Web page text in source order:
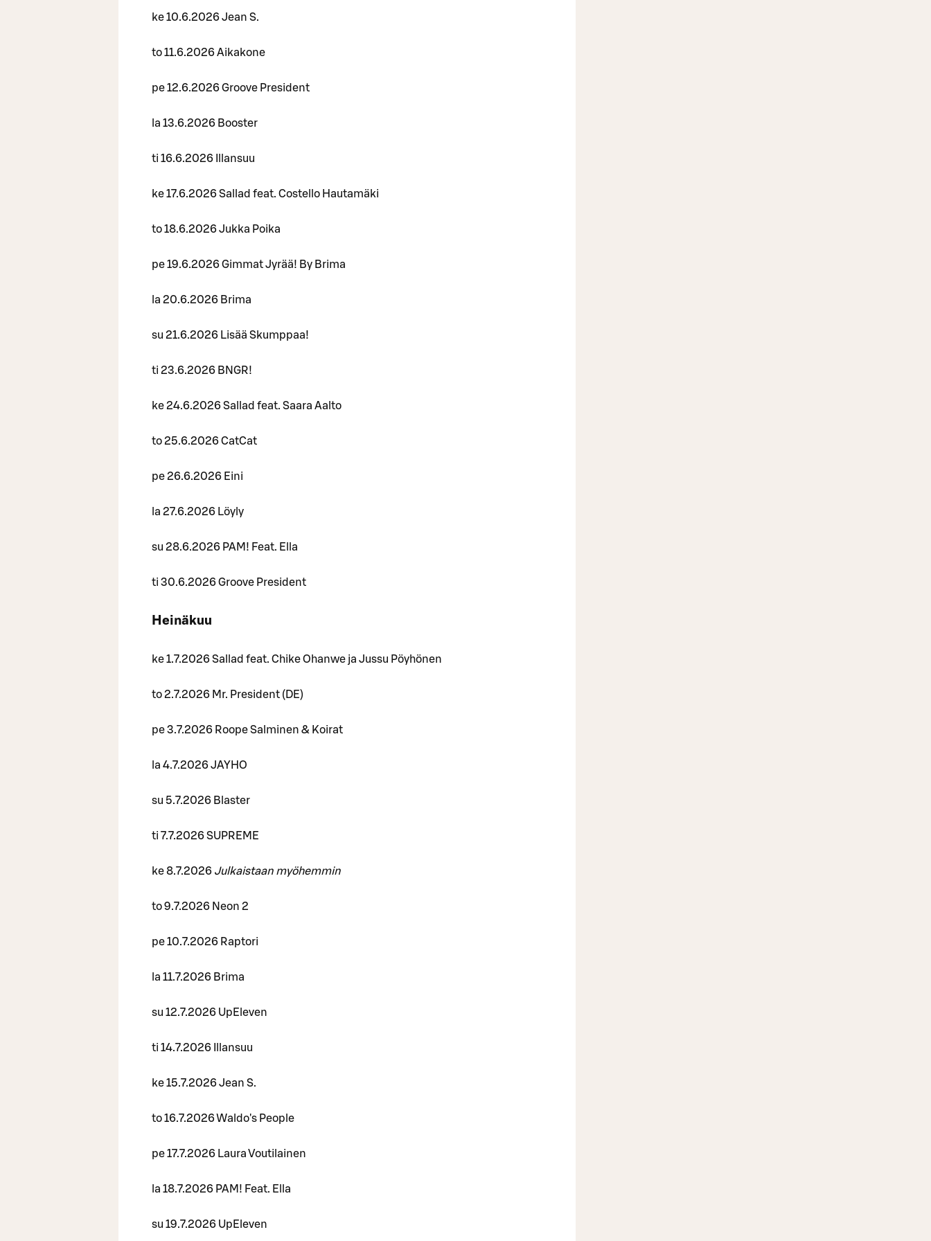
ke 10.6.2026 Jean S.
to 11.6.2026 Aikakone
pe 12.6.2026 Groove President
la 13.6.2026 Booster
ti 16.6.2026 Illansuu
ke 17.6.2026 Sallad feat. Costello Hautamäki
to 18.6.2026 Jukka Poika
pe 19.6.2026 Gimmat Jyrää! By Brima
la 20.6.2026 Brima
su 21.6.2026 Lisää Skumppaa!
ti 23.6.2026 BNGR!
ke 24.6.2026 Sallad feat. Saara Aalto
to 25.6.2026 CatCat
pe 26.6.2026 Eini
la 27.6.2026 Löyly
su 28.6.2026 PAM! Feat. Ella
ti 30.6.2026 Groove President
Heinäkuu
ke 1.7.2026 Sallad feat. Chike Ohanwe ja Jussu Pöyhönen
to 2.7.2026 Mr. President (DE)
pe 3.7.2026 Roope Salminen & Koirat
la 4.7.2026 JAYHO
su 5.7.2026 Blaster
ti 7.7.2026 SUPREME
ke 8.7.2026 Julkaistaan myöhemmin
to 9.7.2026 Neon 2
pe 10.7.2026 Raptori
la 11.7.2026 Brima
su 12.7.2026 UpEleven
ti 14.7.2026 Illansuu
ke 15.7.2026 Jean S.
to 16.7.2026 Waldo's People
pe 17.7.2026 Laura Voutilainen
la 18.7.2026 PAM! Feat. Ella
su 19.7.2026 UpEleven